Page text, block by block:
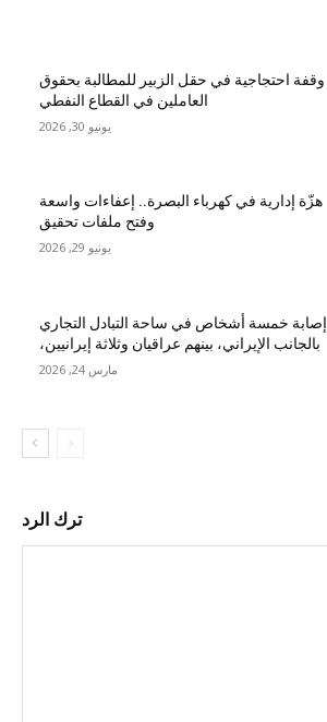
وقفة احتجاجية في حقل الزبير للمطالبة بحقوق
العاملين في القطاع النفطي
يونيو 30, 2026
هزّة إدارية في كهرباء البصرة.. إعفاءات واسعة
وفتح ملفات تحقيق
يونيو 29, 2026
إصابة خمسة أشخاص في ساحة التبادل التجاري
بالجانب الإيراني، بينهم عراقيان وثلاثة إيرانيين،
مارس 24, 2026
ترك الرد